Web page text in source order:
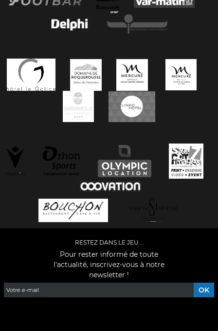
RESTEZ DANS LE JEU...
Pour rester informé de toute
l'actualité, inscrivez-vous à notre
newsletter !